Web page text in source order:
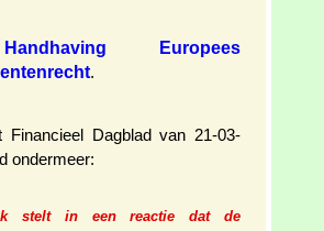
Handhaving Europees
.
Financieel Dagblad van 21-03-
ondermeer:
stelt in een reactie dat de